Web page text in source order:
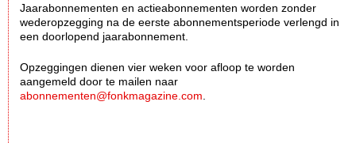
Jaarabonnementen en actieabonnementen worden zonder
wederopzegging na de eerste abonnementsperiode verlengd in
een doorlopend jaarabonnement.
Opzeggingen dienen vier weken voor afloop te worden
aangemeld door te mailen naar
abonnementen@fonkmagazine.com